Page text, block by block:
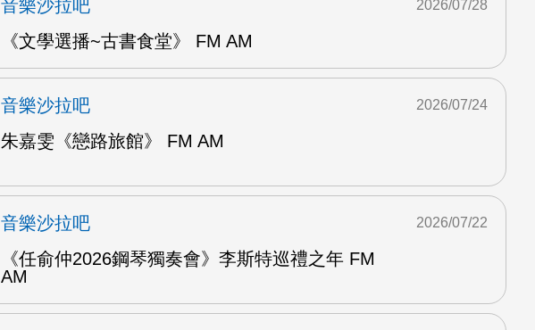
音樂沙拉吧
《文學選播~古書食堂》 FM AM
2026/07/28
音樂沙拉吧
朱嘉雯《戀路旅館》 FM AM
2026/07/24
音樂沙拉吧
《任俞仲2026鋼琴獨奏會》李斯特巡禮之年 FM
AM
2026/07/22